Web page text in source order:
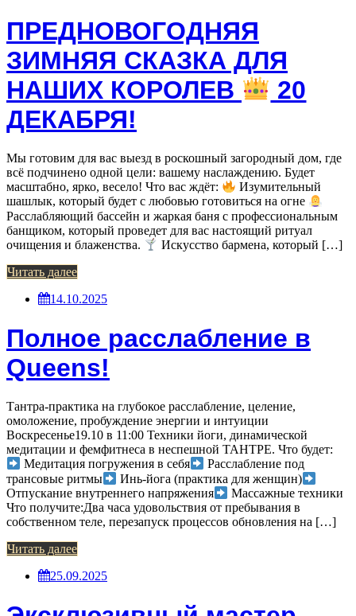
ПРЕДНОВОГОДНЯЯ
ЗИМНЯЯ СКАЗКА ДЛЯ
НАШИХ КОРОЛЕВ
20
ДЕКАБРЯ!
Мы готовим для вас выезд в роскошный загородный дом, где
всё подчинено одной цели: вашему наслаждению. Будет
масштабно, ярко, весело! Что ваc ждёт:
Изумительный
шашлык, который будет с любовью готовиться на огне
Расслабляющий бассейн и жаркая баня с профессиональным
банщиком, который проведет для вас настоящий ритуал
очищения и блаженства.
Искусство бармена, который […]
Читать далее
14.10.2025
Полное расслабление в
Queens!
Тантра-практика на глубокое расслабление, целение,
омоложение, пробуждение энергии и интуиции
Воскресенье19.10 в 11:00 Техники йоги, динамической
медитации и фемфитнеса в неспешной ТАНТРЕ. Что будет:
Медитация погружения в себя
Расслабление под
трансовые ритмы
Инь-йога (практика для женщин)
Отпускание внутреннего напряжения
Массажные техники
Что получите:Два часа удовольствия от пребывания в
собственном теле, перезапуск процессов обновления на […]
Читать далее
25.09.2025